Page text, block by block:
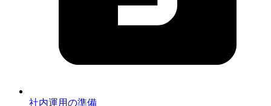
社内運用の準備